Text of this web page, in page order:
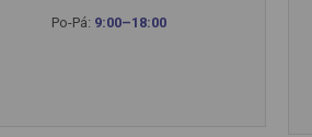
Po-Pá: 9:00–18:00